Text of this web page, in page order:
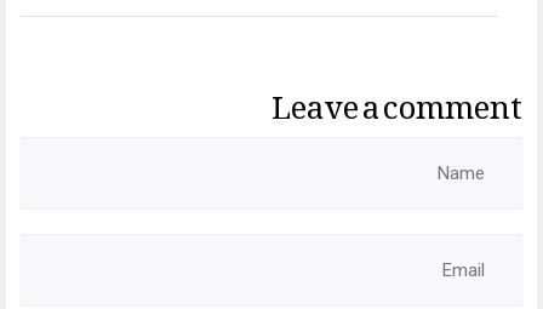
Leave a comment